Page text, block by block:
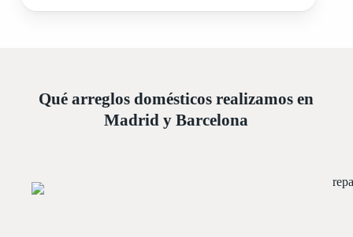
Qué arreglos domésticos realizamos en
Madrid y Barcelona